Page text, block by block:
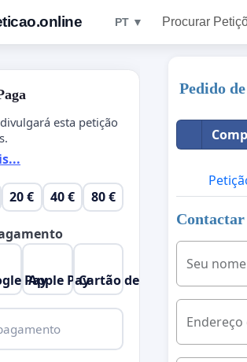
PT ▼ Procurar
Pedido
Seu nome
Endereço
esta petição
20 € 40 € 80 €
Pay
Apple PayCartão de Crédito